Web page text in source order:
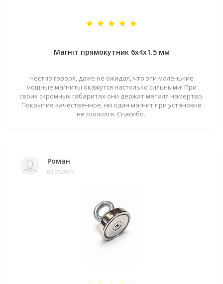
Магніт прямокутник 6х4х1.5 мм
Честно говоря, даже не ожидал, что эти маленькие
мощные магниты окажутся настолько сильными! При
своих скромных габаритах они держат металл намертво.
Покрытие качественное, ни один магнит при установке
не скололся. Спасибо..
Роман
03.05.2026